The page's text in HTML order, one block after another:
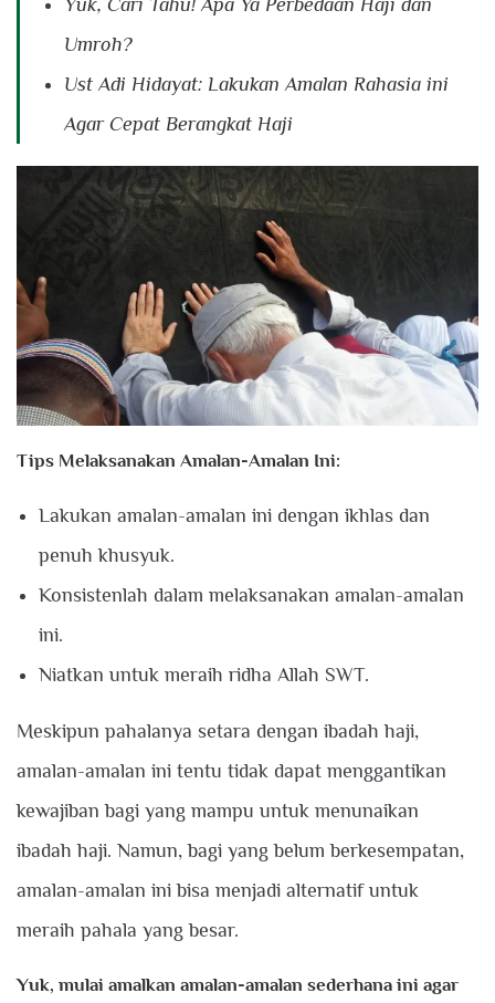
Yuk, Cari Tahu! Apa Ya Perbedaan Haji dan
Umroh?
Ust Adi Hidayat: Lakukan Amalan Rahasia ini
Agar Cepat Berangkat Haji
Tips Melaksanakan Amalan-Amalan Ini:
Lakukan amalan-amalan ini dengan ikhlas dan
penuh khusyuk.
Konsistenlah dalam melaksanakan amalan-amalan
ini.
Niatkan untuk meraih ridha Allah SWT.
Meskipun pahalanya setara dengan ibadah haji,
amalan-amalan ini tentu tidak dapat menggantikan
kewajiban bagi yang mampu untuk menunaikan
ibadah haji. Namun, bagi yang belum berkesempatan,
amalan-amalan ini bisa menjadi alternatif untuk
meraih pahala yang besar.
Yuk, mulai amalkan amalan-amalan sederhana ini agar